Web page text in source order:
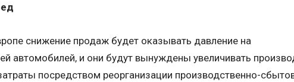
снижение продаж будет оказывать давление на
автомобилей, и они будут вынуждены увеличивать
посредством реорганизации производственно-